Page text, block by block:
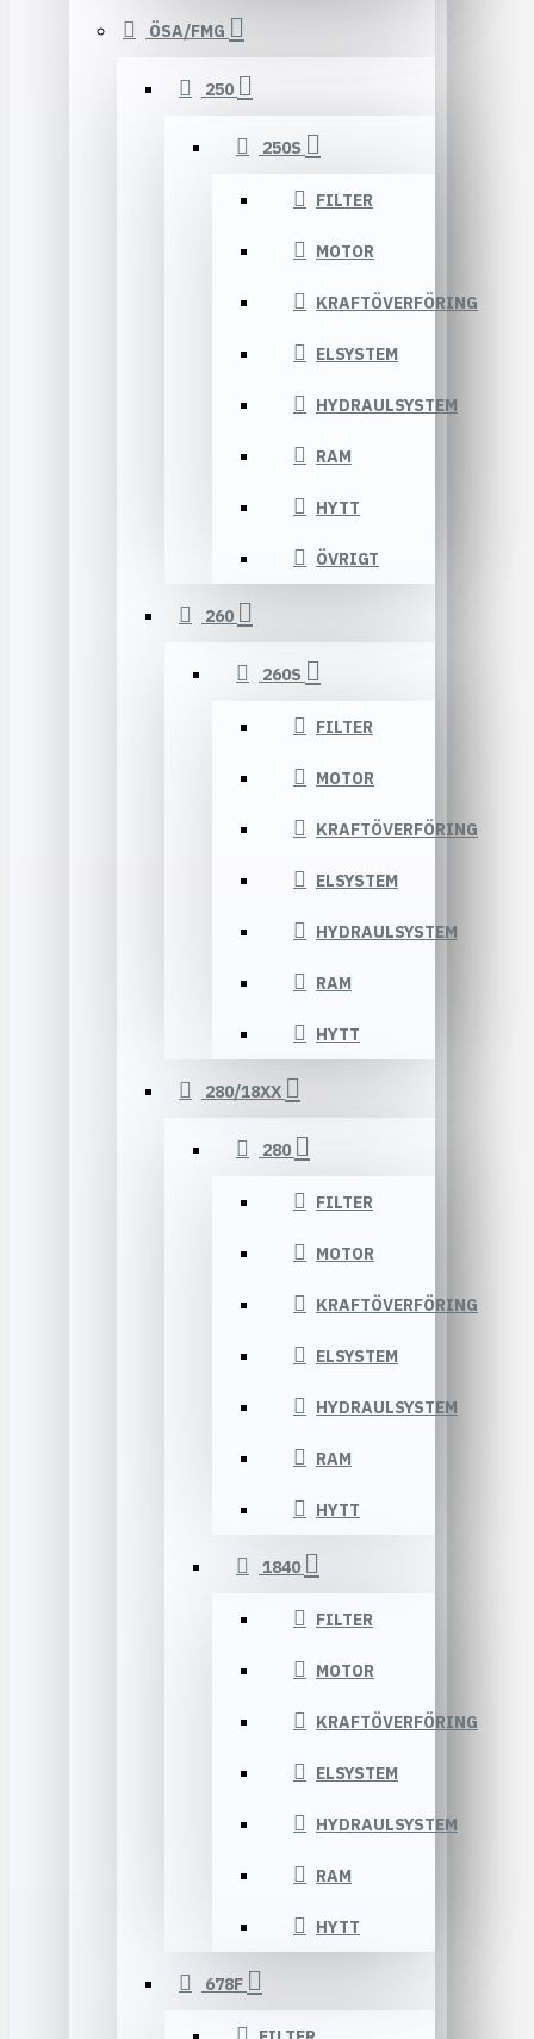
ÖSA/FMG
250
250S
FILTER
MOTOR
KRAFTÖVERFÖRING
ELSYSTEM
HYDRAULSYSTEM
RAM
HYTT
ÖVRIGT
260
260S
FILTER
MOTOR
KRAFTÖVERFÖRING
ELSYSTEM
HYDRAULSYSTEM
RAM
HYTT
280/18XX
280
FILTER
MOTOR
KRAFTÖVERFÖRING
ELSYSTEM
HYDRAULSYSTEM
RAM
HYTT
1840
FILTER
MOTOR
KRAFTÖVERFÖRING
ELSYSTEM
HYDRAULSYSTEM
RAM
HYTT
678F